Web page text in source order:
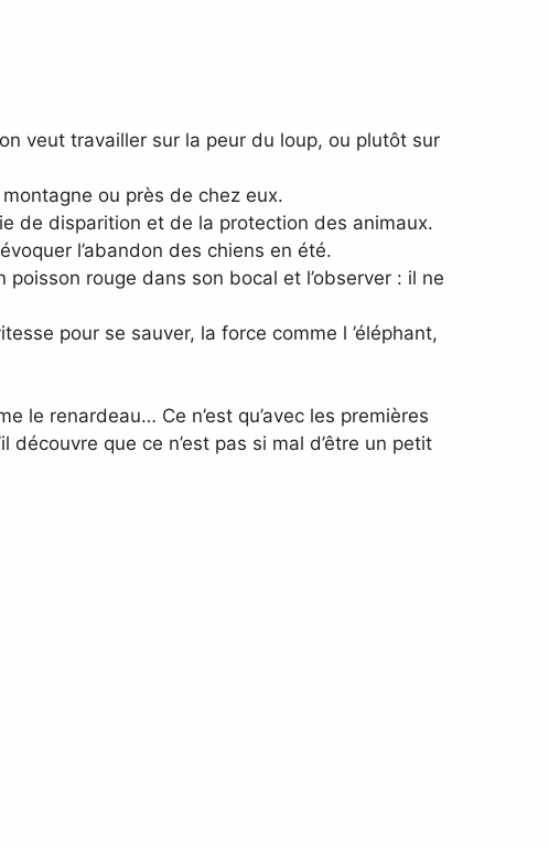
veut travailler sur la peur du loup, ou plutôt sur
ou près de chez eux.
de disparition et de la protection des animaux.
l’abandon des chiens en été.
rouge dans son bocal et l’observer : il ne
pour se sauver, la force comme l ’éléphant,
le renardeau… Ce n’est qu’avec les premières
que ce n’est pas si mal d’être un petit